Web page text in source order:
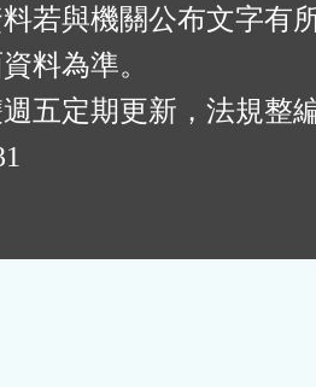
若與機關公布文字有
料為準。
五定期更新，法規整